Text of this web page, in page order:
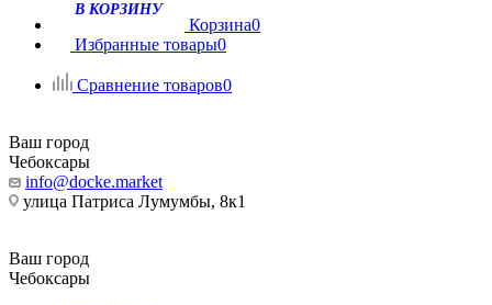
В КОРЗИНУ
Корзина0
Избранные товары0
Сравнение товаров0
Ваш город
Чебоксары
info@docke.market
улица Патриса Лумумбы, 8к1
Ваш город
Чебоксары